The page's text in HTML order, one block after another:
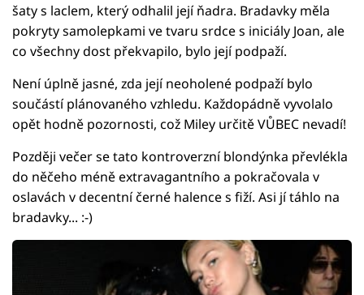
šaty s laclem, který odhalil její ňadra. Bradavky měla
pokryty samolepkami ve tvaru srdce s iniciály Joan, ale
co všechny dost překvapilo, bylo její podpaží.
Není úplně jasné, zda její neoholené podpaží bylo
součástí plánovaného vzhledu. Každopádně vyvolalo
opět hodně pozornosti, což Miley určitě VŮBEC nevadí!
Později večer se tato kontroverzní blondýnka převlékla
do něčeho méně extravagantního a pokračovala v
oslavách v decentní černé halence s fiží. Asi jí táhlo na
bradavky... :-)